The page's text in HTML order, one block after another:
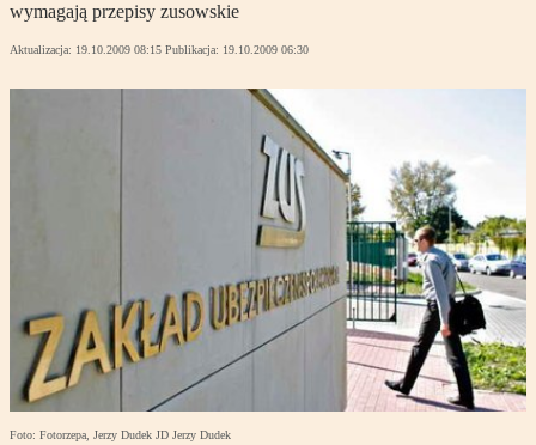
wymagają przepisy zusowskie
Aktualizacja: 19.10.2009 08:15 Publikacja: 19.10.2009 06:30
Foto: Fotorzepa, Jerzy Dudek JD Jerzy Dudek